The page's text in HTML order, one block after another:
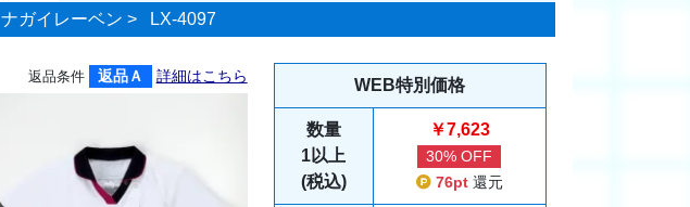
ナガイレーベン > LX-4097
返品条件 返品Ａ 詳細はこちら WEB特別価格
数量
1以上
(税込)
￥7,623
30% OFF
76pt 還元